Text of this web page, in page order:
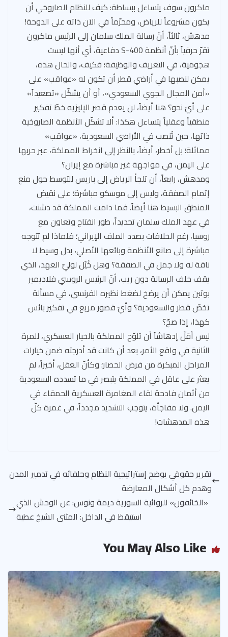
ماكرون سوف يتساءل ببساطة: كيف للنظام الصاروخي أن
يكون مشروعاً للرياض، ومحرّماً في الآن ذاته على الدوحة!
مدهش، ثالثاً، أنّ رسالة الملك سلمان إلى الرئيس ماكرون
تقرّ حرفياً بأنّ أنظمة S-400 دفاعية، أي أنها ليست
هجومية، في التعريف والوظيفة؛ فكيف، والحال هذه،
يمكن لنصبها في أراضي قطر أن تكون له «عواقب» على
«أمن المجال الجوي السعودي»، أو أن يشكّل «تصعيداً»
على أيّ نحو؟ هنا أيضاً، لن يعدم قصر الإليزيه خطّ تفكير
منطقياً وعقلياً يتساءل هكذا: ألا تشكّل الأنظمة الصاروخية
ذاتها، حين تُنصب في الأراضي السعودية، «عواقب»
مماثلة؛ بل أخطر، أيضاً، بالنظر إلى انخراط المملكة، عبر حربها
على اليمن، في مواجهة غير مباشرة مع إيران؟
ومدهش، رابعاً، أن تلجأ الرياض إلى باريس للتوسط حول منع
إتمام الصفقة، وليس إلى موسكو مباشرة؛ على نقيض
المنطق البسيط هنا أيضاً. فما دامت المملكة قد دشنت،
في عهد الملك سلمان تحديداً، طور انفتاح وتعاون مع
روسيا، رغم الخلافات بصدد الملف الإيراني؛ فلماذا لم تتوجه
مباشرة إلى صانع الأنظمة وبائعها الأصلي، بدل وسيط لا
ناقة له ولا جمل في الصفقة؟ وهل خُيّل لوليّ العهد، الذي
يقف خلف الرسالة دون ريب، أنّ الرئيس الروسي فلاديمير
بوتين يمكن أن يرضخ لضغط نظيره الفرنسي، في مسألة
تخصّ قطر والسعودية؟ وأيّ قصور مريع في تفكير بائس
كهذا، إذا صحّ؟
ليس أقلّ إدهاشاً أن تلوّح المملكة بالخيار العسكري، للمرة
الثانية في واقع الأمر، بعد أن كانت قد أدرجته ضمن خيارات
المراحل المبكرة من فرض الحصار؛ وكأنّ العقل، أخيراً، لم
يعثر على عاقل في المملكة يتبصر في ما تسدده السعودية
من أثمان فادحة لقاء المغامرة العسكرية الحمقاء في
اليمن. ولا مفاجأة، يتوجب التشديد مجدداً، في غمرة كلّ
هذه المدهشات!
تقرير حقوقي يوضح إستراتيجية النظام وحلفائه في تدمير المدن
وهدم كل أشكال المعارضة
«الخائفون» للروائية السورية ديمة ونوس: عن الوحش الذي
استيقظ في الداخل: المثنى الشيخ عطية
You May Also Like